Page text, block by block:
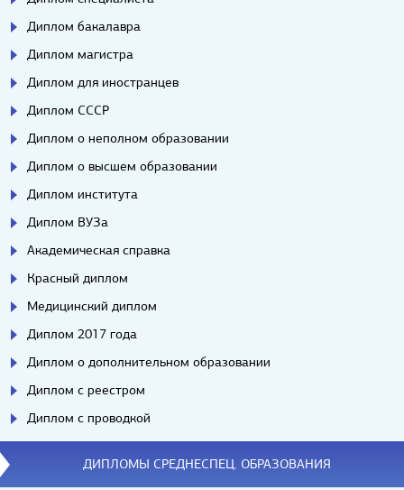
Диплом бакалавра
Диплом магистра
Диплом для иностранцев
Диплом СССР
Диплом о неполном образовании
Диплом о высшем образовании
Диплом института
Диплом ВУЗа
Академическая справка
Красный диплом
Медицинский диплом
Диплом 2017 года
Диплом о дополнительном образовании
Диплом с реестром
Диплом с проводкой
ДИПЛОМЫ СРЕДНЕСПЕЦ. ОБРАЗОВАНИЯ